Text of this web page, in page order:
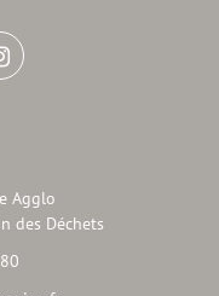
Agglo
des Déchets